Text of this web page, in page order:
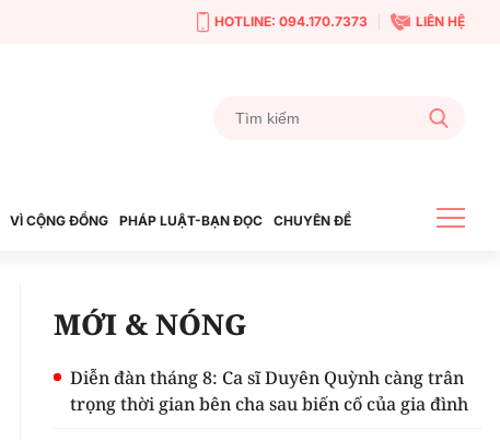
HOTLINE: 094.170.7373 LIÊN HỆ
VÌ CỘNG ĐỒNG PHÁP LUẬT-BẠN ĐỌC CHUYÊN ĐỀ
MỚI & NÓNG
Diễn đàn tháng 8: Ca sĩ Duyên Quỳnh càng trân
trọng thời gian bên cha sau biến cố của gia đình